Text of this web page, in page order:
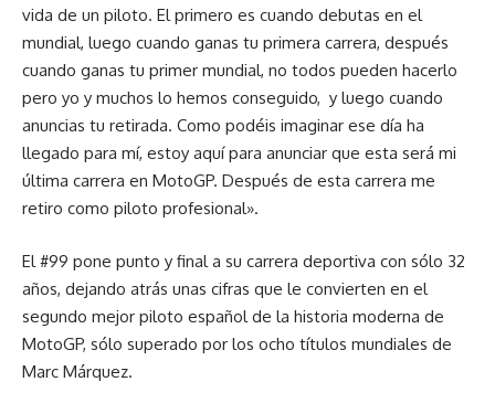
vida de un piloto. El primero es cuando debutas en el
mundial, luego cuando ganas tu primera carrera, después
cuando ganas tu primer mundial, no todos pueden hacerlo
pero yo y muchos lo hemos conseguido, y luego cuando
anuncias tu retirada. Como podéis imaginar ese día ha
llegado para mí, estoy aquí para anunciar que esta será mi
última carrera en MotoGP. Después de esta carrera me
retiro como piloto profesional».
El #99 pone punto y final a su carrera deportiva con sólo 32
años, dejando atrás unas cifras que le convierten en el
segundo mejor piloto español de la historia moderna de
MotoGP, sólo superado por los ocho títulos mundiales de
Marc Márquez.